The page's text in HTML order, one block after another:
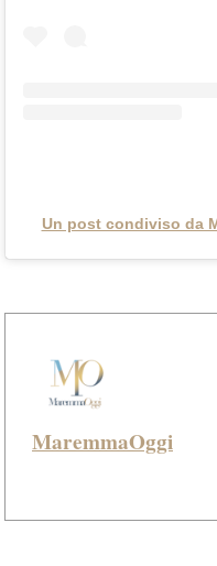
Un post condiviso da
MaremmaOggi